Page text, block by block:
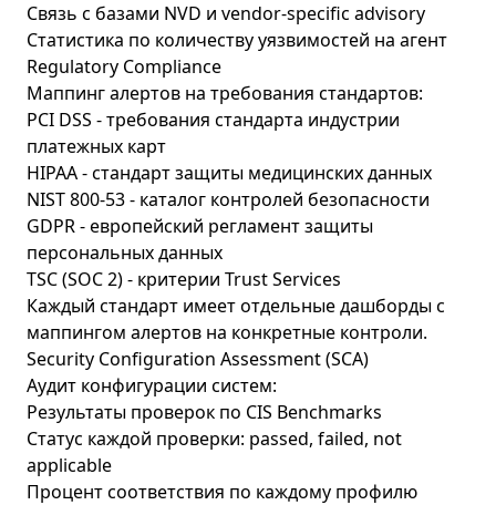
Связь с базами NVD и vendor-specific advisory
Статистика по количеству уязвимостей на агент
Regulatory Compliance
Маппинг алертов на требования стандартов:
PCI DSS - требования стандарта индустрии
платежных карт
HIPAA - стандарт защиты медицинских данных
NIST 800-53 - каталог контролей безопасности
GDPR - европейский регламент защиты
персональных данных
TSC (SOC 2) - критерии Trust Services
Каждый стандарт имеет отдельные дашборды с
маппингом алертов на конкретные контроли.
Security Configuration Assessment (SCA)
Аудит конфигурации систем:
Результаты проверок по CIS Benchmarks
Статус каждой проверки: passed, failed, not
applicable
Процент соответствия по каждому профилю